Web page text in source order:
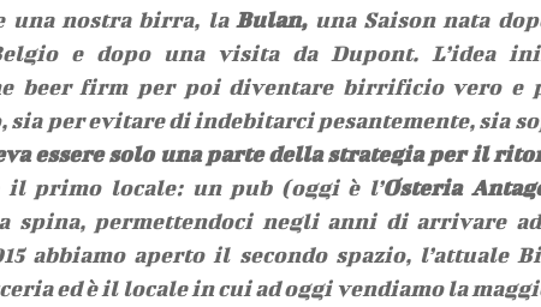
una nostra birra, laBulan,una Saison nata
e dopo una visita da Dupont. L’idea
beer firm per poi diventare birrificio vero
sia per evitare di indebitarci pesantemente, sia
essere solo una parte della strategia per il
il primo locale: un pub (oggi è l’Osteria
spina, permettendoci negli anni di arrivare
abbiamo aperto il secondo spazio, l’attuale
ed è il locale in cui ad oggi vendiamo la